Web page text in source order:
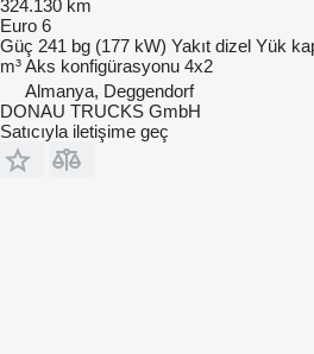
324.130 km
Euro 6
Güç 241 bg (177 kW) Yakıt dizel Yük
m³Aks konfigürasyonu 4x2
Almanya, Deggendorf
DONAU TRUCKS GmbH
Satıcıyla iletişime geç